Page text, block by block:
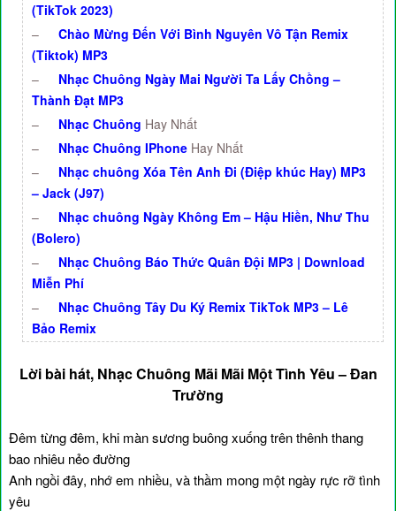
(TikTok 2023)
–
Chào Mừng Đến Với Bình Nguyên Vô Tận Remix
(Tiktok) MP3
–
Nhạc Chuông Ngày Mai Người Ta Lấy Chồng –
Thành Đạt MP3
–
Nhạc Chuông Hay Nhất
–
Nhạc Chuông IPhone Hay Nhất
–
Nhạc chuông Xóa Tên Anh Đi (Điệp khúc Hay) MP3
– Jack (J97)
–
Nhạc chuông Ngày Không Em – Hậu Hiền, Như Thu
(Bolero)
–
Nhạc Chuông Báo Thức Quân Đội MP3 | Download
Miễn Phí
–
Nhạc Chuông Tây Du Ký Remix TikTok MP3 – Lê
Bảo Remix
Lời bài hát, Nhạc Chuông Mãi Mãi Một Tình Yêu – Đan
Trường
Đêm từng đêm, khi màn sương buông xuống trên thênh thang
bao nhiêu nẻo đường
Anh ngồi đây, nhớ em nhiều, và thầm mong một ngày rực rỡ tình
yêu